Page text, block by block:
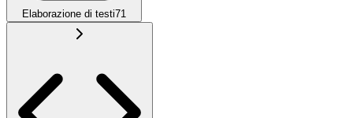
Elaborazione di testi71